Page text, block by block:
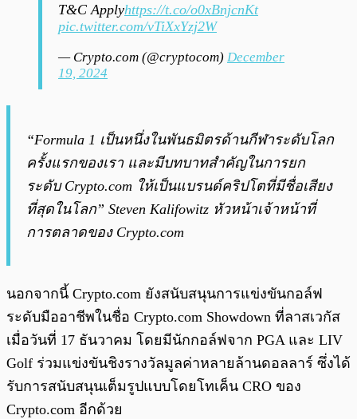
T&C Applyhttps://t.co/o0xBnjcnKt
pic.twitter.com/vTiXxYzj2W
— Crypto.com (@cryptocom) December
19, 2024
“Formula 1 เป็นหนึ่งในพันธมิตรด้านกีฬาระดับโลก
ครั้งแรกของเรา และมีบทบาทสำคัญในการยก
ระดับ Crypto.com ให้เป็นแบรนด์คริปโตที่มีชื่อเสียง
ที่สุดในโลก” Steven Kalifowitz หัวหน้าเจ้าหน้าที่
การตลาดของ Crypto.com
นอกจากนี้ Crypto.com ยังสนับสนุนการแข่งขันกอล์ฟ
ระดับมืออาชีพในชื่อ Crypto.com Showdown ที่ลาสเวกัส
เมื่อวันที่ 17 ธันวาคม โดยมีนักกอล์ฟจาก PGA และ LIV
Golf ร่วมแข่งขันชิงรางวัลมูลค่าหลายล้านดอลลาร์ ซึ่งได้
รับการสนับสนุนเต็มรูปแบบโดยโทเค็น CRO ของ
Crypto.com อีกด้วย